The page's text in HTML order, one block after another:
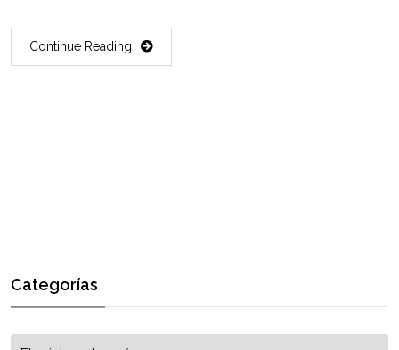
Continue Reading
Categorías